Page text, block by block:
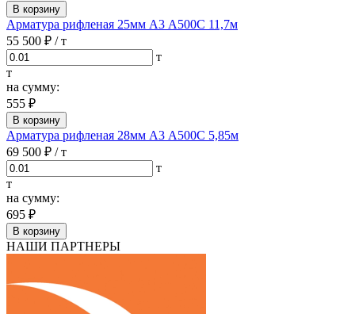
В корзину
Арматура рифленая 25мм А3 А500С 11,7м
55 500 ₽ / т
т
т
на сумму:
555 ₽
В корзину
Арматура рифленая 28мм А3 А500С 5,85м
69 500 ₽ / т
т
т
на сумму:
695 ₽
В корзину
НАШИ ПАРТНЕРЫ